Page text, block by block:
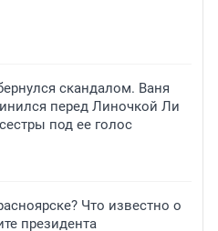
скандалом. Ваня
перед Линочкой Ли
под ее голос
Что известно о
президента